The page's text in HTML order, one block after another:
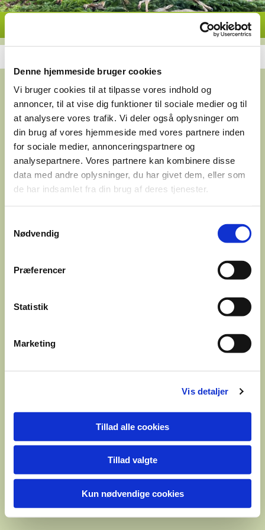
Denne hjemmeside bruger cookies
Vi bruger cookies til at tilpasse vores indhold og
annoncer, til at vise dig funktioner til sociale medier og til
at analysere vores trafik. Vi deler også oplysninger om
din brug af vores hjemmeside med vores partnere inden
for sociale medier, annonceringspartnere og
analysepartnere. Vores partnere kan kombinere disse
data med andre oplysninger, du har givet dem, eller som
de har indsamlet fra din brug af deres tjenester.
Nødvendig
Præferencer
Statistik
Marketing
Vis detaljer
Tillad alle cookies
Tillad valgte
Kun nødvendige cookies